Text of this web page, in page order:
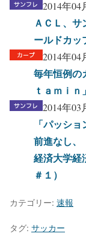
2014年04
ＡＣＬ、
ールドカッ
2014年04
毎年恒例の
ｔａｍｉ
2014年03
「パッシ
前進なし、
経済大学経
＃１）
カテゴリー: 速報
タグ: サッカー